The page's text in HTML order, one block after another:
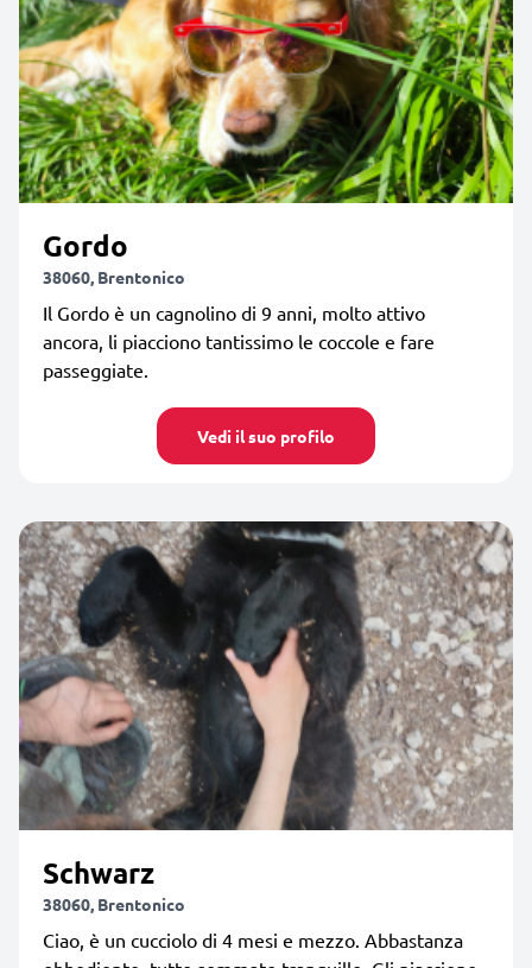
Gordo
38060, Brentonico
Il Gordo è un cagnolino di 9 anni, molto attivo
ancora, li piacciono tantissimo le coccole e fare
passeggiate.
Vedi il suo profilo
Schwarz
38060, Brentonico
Ciao, è un cucciolo di 4 mesi e mezzo. Abbastanza